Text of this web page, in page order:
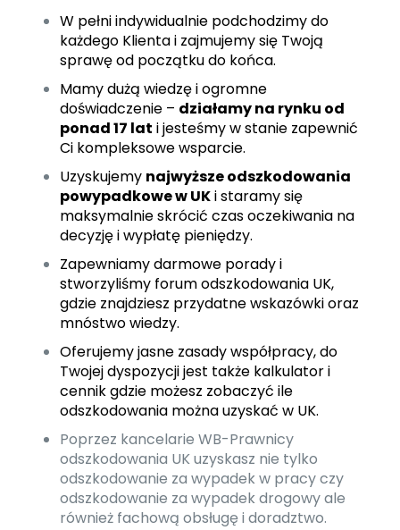
W pełni indywidualnie podchodzimy do
każdego Klienta i zajmujemy się Twoją
sprawę od początku do końca.
Mamy dużą wiedzę i ogromne
doświadczenie – działamy na rynku od
ponad 17 lat i jesteśmy w stanie zapewnić
Ci kompleksowe wsparcie.
Uzyskujemy najwyższe odszkodowania
powypadkowe w UKi staramy się
maksymalnie skrócić czas oczekiwania na
decyzję i wypłatę pieniędzy.
Zapewniamy darmowe porady i
stworzyliśmy forum odszkodowania UK,
gdzie znajdziesz przydatne wskazówki oraz
mnóstwo wiedzy.
Oferujemy jasne zasady współpracy, do
Twojej dyspozycji jest także kalkulator i
cennik gdzie możesz zobaczyć ile
odszkodowania można uzyskać w UK.
Poprzez kancelarie WB-Prawnicy
odszkodowania UK uzyskasz nie tylko
odszkodowanie za wypadek w pracy czy
odszkodowanie za wypadek drogowy ale
również fachową obsługę i doradztwo.